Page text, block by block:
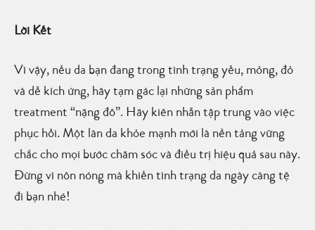
Lời Kết
Vì vậy, nếu da bạn đang trong tình trạng yếu, mỏng, đỏ
và dễ kích ứng, hãy tạm gác lại những sản phẩm
treatment “nặng đô”. Hãy kiên nhẫn tập trung vào việc
phục hồi. Một làn da khỏe mạnh mới là nền tảng vững
chắc cho mọi bước chăm sóc và điều trị hiệu quả sau này.
Đừng vì nôn nóng mà khiến tình trạng da ngày càng tệ
đi bạn nhé!